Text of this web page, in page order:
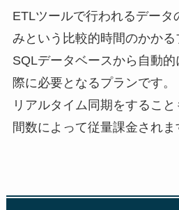
ETLツールで行われるデータ
みという比較的時間のかかる
SQLデータベースから自動
際に必要となるプランです。
リアルタイム同期をするこ
間数によって従量課金されま